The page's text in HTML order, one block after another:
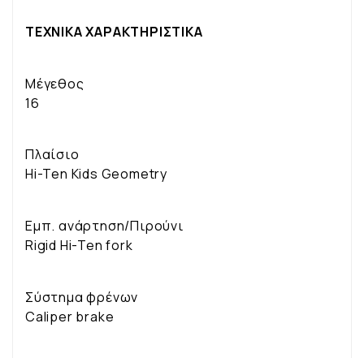
ΤΕΧΝΙΚΑ ΧΑΡΑΚΤΗΡΙΣΤΙΚΑ
Μέγεθος
16
Πλαίσιο
Hi-Ten Kids Geometry
Εμπ. ανάρτηση/Πιρούνι
Rigid Hi-Ten fork
Σύστημα φρένων
Caliper brake